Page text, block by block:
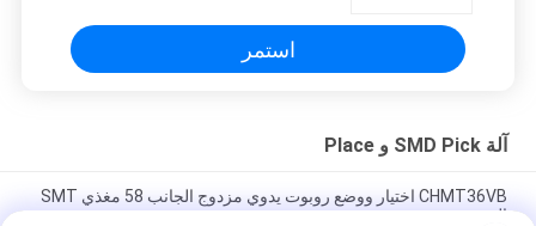
استمر
آلة SMD Pick و Place
CHMT36VB اختيار ووضع روبوت يدوي مزدوج الجانب 58 مغذي SMT
الجمعية